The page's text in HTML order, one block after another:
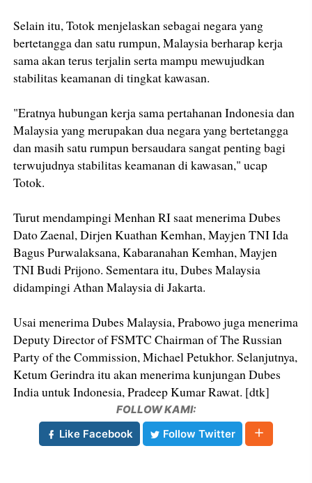
Selain itu, Totok menjelaskan sebagai negara yang
bertetangga dan satu rumpun, Malaysia berharap kerja
sama akan terus terjalin serta mampu mewujudkan
stabilitas keamanan di tingkat kawasan.
"Eratnya hubungan kerja sama pertahanan Indonesia dan
Malaysia yang merupakan dua negara yang bertetangga
dan masih satu rumpun bersaudara sangat penting bagi
terwujudnya stabilitas keamanan di kawasan," ucap
Totok.
Turut mendampingi Menhan RI saat menerima Dubes
Dato Zaenal, Dirjen Kuathan Kemhan, Mayjen TNI Ida
Bagus Purwalaksana, Kabaranahan Kemhan, Mayjen
TNI Budi Prijono. Sementara itu, Dubes Malaysia
didampingi Athan Malaysia di Jakarta.
Usai menerima Dubes Malaysia, Prabowo juga menerima
Deputy Director of FSMTC Chairman of The Russian
Party of the Commission, Michael Petukhor. Selanjutnya,
Ketum Gerindra itu akan menerima kunjungan Dubes
India untuk Indonesia, Pradeep Kumar Rawat. [dtk]
FOLLOW KAMI:
Like Facebook
Follow Twitter